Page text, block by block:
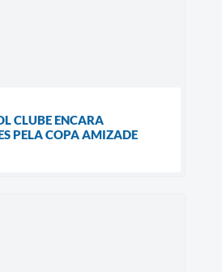
CLUBE ENCARA
PELA COPA AMIZADE